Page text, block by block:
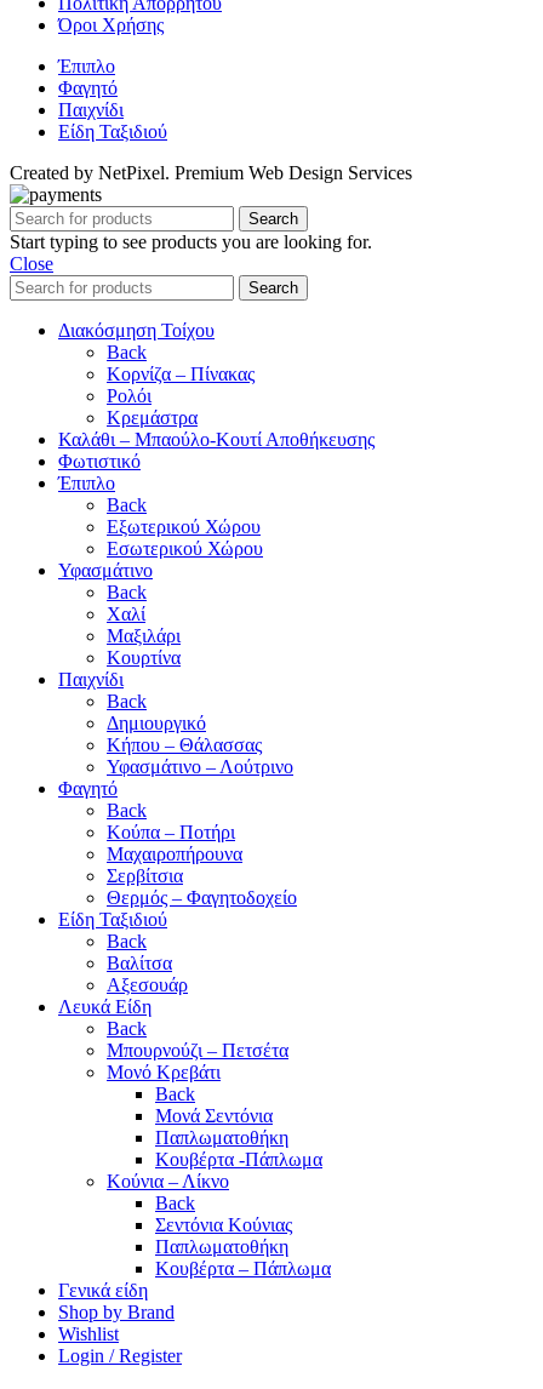
Όροι Χρήσης
Έπιπλο
Φαγητό
Παιχνίδι
Είδη Ταξιδιού
Created by NetPixel. Premium Web Design Services
Search
Start typing to see products you are looking for.
Close
Search
Διακόσμηση Τοίχου
Back
Κορνίζα – Πίνακας
Ρολόι
Κρεμάστρα
Καλάθι – Μπαούλο-Κουτί Αποθήκευσης
Φωτιστικό
Έπιπλο
Back
Εξωτερικού Χώρου
Εσωτερικού Χώρου
Υφασμάτινο
Back
Χαλί
Μαξιλάρι
Κουρτίνα
Παιχνίδι
Back
Δημιουργικό
Κήπου – Θάλασσας
Υφασμάτινο – Λούτρινο
Φαγητό
Back
Κούπα – Ποτήρι
Μαχαιροπήρουνα
Σερβίτσια
Θερμός – Φαγητοδοχείο
Είδη Ταξιδιού
Back
Βαλίτσα
Αξεσουάρ
Λευκά Είδη
Back
Μπουρνούζι – Πετσέτα
Μονό Κρεβάτι
Back
Μονά Σεντόνια
Παπλωματοθήκη
Κουβέρτα -Πάπλωμα
Κούνια – Λίκνο
Back
Σεντόνια Κούνιας
Παπλωματοθήκη
Κουβέρτα – Πάπλωμα
Γενικά είδη
Shop by Brand
Wishlist
Login / Register